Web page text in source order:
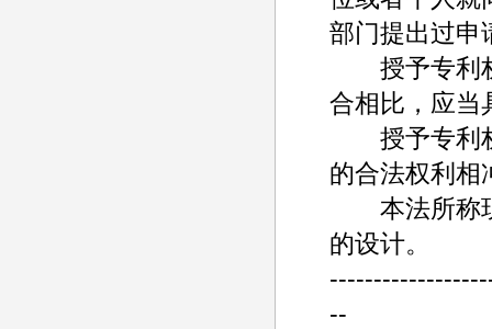
部门提出过申
授予专利权
合相比，应当
授予专利权
的合法权利相
本法所称现
的设计。
--